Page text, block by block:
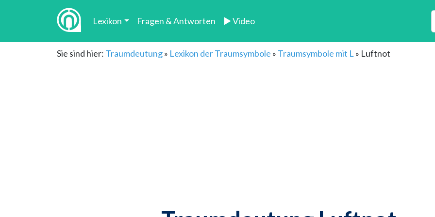
Lexikon Fragen & Antworten ► Video
Sie sind hier: Traumdeutung» Lexikon der Traumsymbole » Traumsymbole mit L » Luftnot